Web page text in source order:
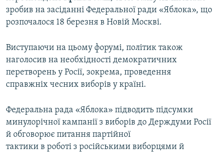
ДЕПОРТАЦІЯ
СВІДЧЕННЯ ОКУПАЦІЇ
УКРАЇНСЬКА ПРОБЛЕМА КРИМУ
ЯК ОБІЙТИ БЛОКУВАННЯ
Русский
Qırımtatar
ДОЛУЧАЙСЯ!
Усі сайти RFE/RL
зробив на засіданні Федеральної ради «Яблока», що
розпочалося 18 березня в Новій Москві.
Виступаючи на цьому форумі, політик також
наголосив на необхідності демократичних
перетворень у Росії, зокрема, проведення
справжніх чесних виборів у країні.
Федеральна рада «Яблока» підводить підсумки
минулорічної кампанії з виборів до Держдуми Росії
й обговорює питання партійної
тактики в роботі з російськими виборцями й